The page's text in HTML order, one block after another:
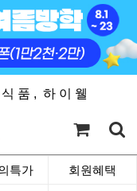
품 , 하 이 웰
특가 회원혜택